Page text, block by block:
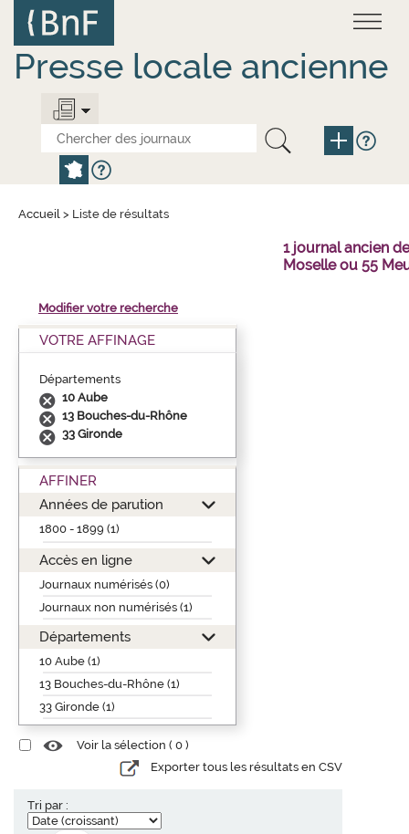
contenu
principal
Presse locale ancienne
Accueil > Liste de résultats
1 journal ancien
Moselle ou 55
Modifier votre recherche
VOTRE AFFINAGE
Départements
10 Aube
13 Bouches-du-Rhône
33 Gironde
AFFINER
Années de parution
1800 - 1899 (1)
Accès en ligne
Journaux numérisés (0)
Journaux non numérisés (1)
Départements
10 Aube (1)
13 Bouches-du-Rhône (1)
33 Gironde (1)
Voir la sélection ( 0 )
Exporter tous les résultats en CSV
Tri par :
Panneau de gestion des cookies